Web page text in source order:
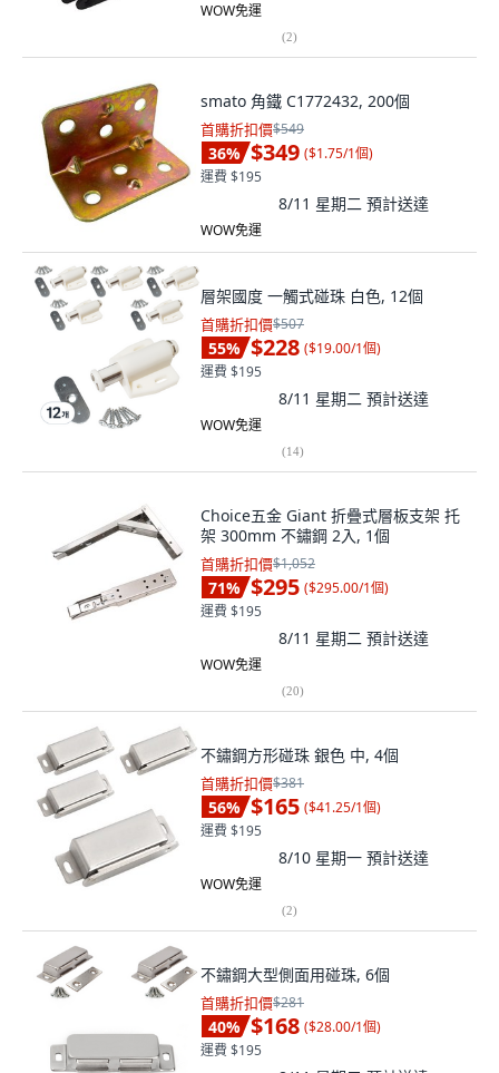
WOW免運
(2)
smato 角鐵 C1772432, 200個
首購折扣價$549
36% $349 ($1.75/1個)
運費 $195
8/11 星期二 預計送達
WOW免運
層架國度 一觸式碰珠 白色, 12個
首購折扣價$507
55% $228 ($19.00/1個)
運費 $195
8/11 星期二 預計送達
WOW免運
(14)
Choice五金 Giant 折疊式層板支架 托
架 300mm 不鏽鋼 2入, 1個
首購折扣價$1,052
71% $295 ($295.00/1個)
運費 $195
8/11 星期二 預計送達
WOW免運
(20)
不鏽鋼方形碰珠 銀色 中, 4個
首購折扣價$381
56% $165 ($41.25/1個)
運費 $195
8/10 星期一 預計送達
WOW免運
(2)
不鏽鋼大型側面用碰珠, 6個
首購折扣價$281
40% $168 ($28.00/1個)
運費 $195